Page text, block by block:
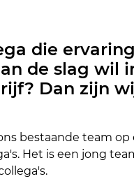
die ervaring
de slag wil
Dan zijn
bestaande team op
Het is een jong